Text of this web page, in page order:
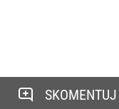
SKOMENTUJ